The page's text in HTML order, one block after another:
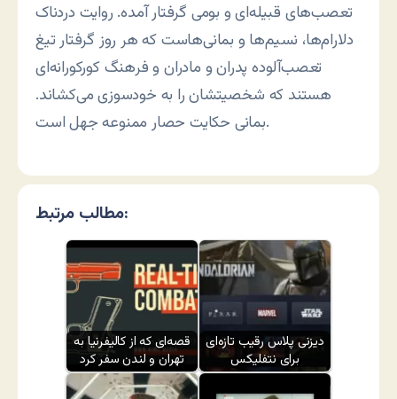
تعصب‌های قبیله‌ای و بومی گرفتار آمده. روایت دردناک
دلارام‌ها، نسیم‌ها و بمانی‌هاست که هر روز گرفتار تیغ
تعصب‌آلوده پدران و مادران و فرهنگ کورکورانه‌ای
هستند که شخصیتشان را به خودسوزی می‌کشاند.
بمانی حکایت حصار ممنوعه جهل است.
مطالب مرتبط:
قصه‌ای که از کالیفرنیا به
تهران و لندن سفر کرد
دیزنی پلاس رقیب تازه‌ای
برای نتفلیکس